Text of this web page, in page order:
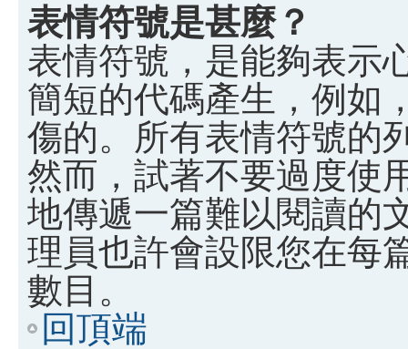
表情符號是甚麼？
表情符號，是能夠表示
簡短的代碼產生，例如
傷的。所有表情符號的
然而，試著不要過度使
地傳遞一篇難以閱讀的
理員也許會設限您在每
數目。
回頂端